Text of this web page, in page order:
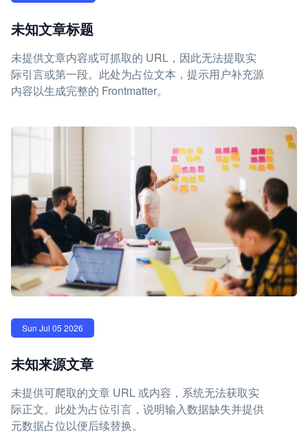
未知文章标题
未提供文章内容或可抓取的 URL，因此无法提取实
际引言或第一段。此处为占位文本，提示用户补充源
内容以生成完整的 Frontmatter。
Sun Jul 05 2026
未知来源文章
未提供可爬取的文章 URL 或内容，系统无法获取实
际正文。此处为占位引言，说明输入数据缺失并提供
元数据占位以便后续替换。